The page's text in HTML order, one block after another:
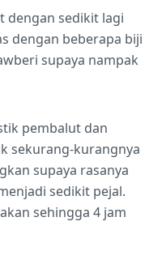
dengan sedikit lagi
dengan beberapa biji
supaya nampak
pembalut dan
sekurang-kurangnya
supaya rasanya
sedikit pejal.
sehingga 4 jam